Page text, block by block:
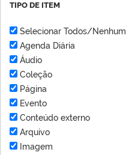
TIPO DE ITEM
Selecionar Todos/Nenhum
Agenda Diária
Áudio
Coleção
Página
Evento
Conteúdo externo
Arquivo
Imagem